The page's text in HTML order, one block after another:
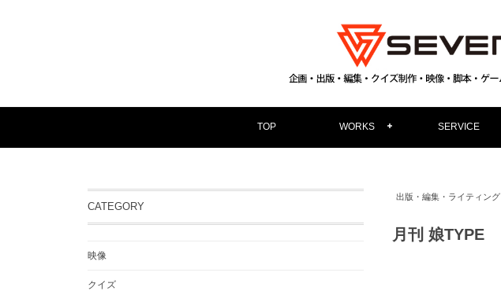
TOP WORKS SERVICE
出版・編集・ライティング
月刊 娘TYPE
CATEGORY
映像
クイズ